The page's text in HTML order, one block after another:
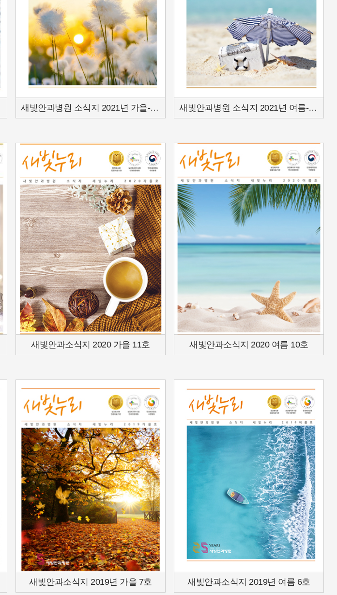
새빛안과병원 소식지 2021년 가을-15호 새빛안과병원 소식지 2021년 여름-14호
새빛안과소식지 2020 가을 11호 새빛안과소식지 2020 여름 10호
새빛안과소식지 2019년 가을 7호 새빛안과소식지 2019년 여름 6호